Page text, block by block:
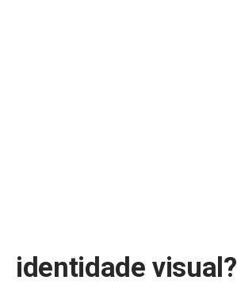
identidade visual?